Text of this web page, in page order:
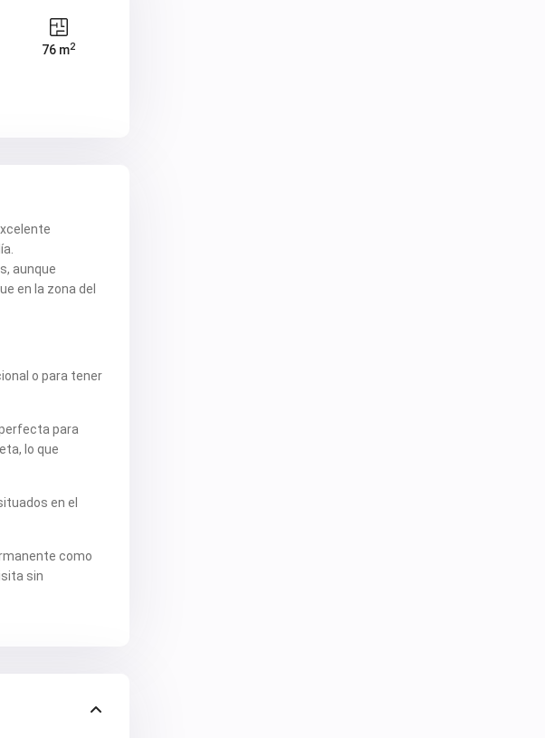
76 m2
aunque
en la zona del
o para tener
para
lo que
en el
como
sin